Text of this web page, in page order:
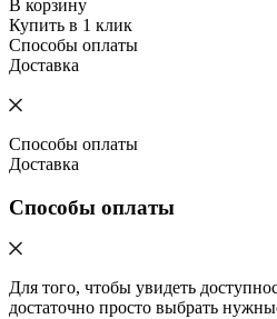
В корзину
Купить в 1 клик
Способы оплаты
Доставка
Способы оплаты
Доставка
Способы оплаты
Для того, чтобы увидеть
достаточно просто выбрать